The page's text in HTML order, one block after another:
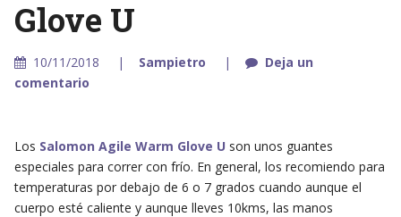
Glove U
10/11/2018 Sampietro
Deja un
comentario
Los Salomon Agile Warm Glove U son unos guantes
especiales para correr con frío. En general, los recomiendo para
temperaturas por debajo de 6 o 7 grados cuando aunque el
cuerpo esté caliente y aunque lleves 10kms, las manos